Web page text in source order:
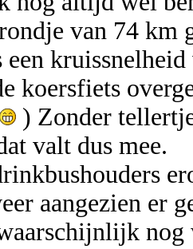
van 74
koersfiets
) Zonder
valt dus mee.
aangezien er
nog